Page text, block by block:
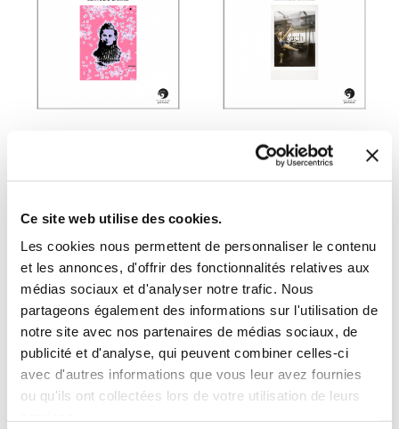
Ce site web utilise des cookies.
Les cookies nous permettent de personnaliser le contenu
et les annonces, d'offrir des fonctionnalités relatives aux
médias sociaux et d'analyser notre trafic. Nous
partageons également des informations sur l'utilisation de
notre site avec nos partenaires de médias sociaux, de
publicité et d'analyse, qui peuvent combiner celles-ci
avec d'autres informations que vous leur avez fournies
ou qu'ils ont collectées lors de votre utilisation de leurs
VOUS AVEZ DIT
VINTAGE ?
Photographie
16€70
LA MÉDITERRANÉE
Photographie
15€70